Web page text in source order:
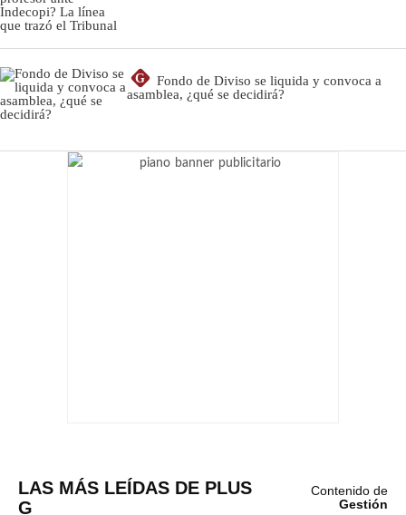
G
Fondo de Diviso se liquida y convoca a
asamblea, ¿qué se decidirá?
LAS MÁS LEÍDAS DE PLUS
G
Contenido de
Gestión